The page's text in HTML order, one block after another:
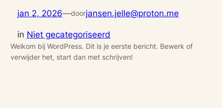
jan 2, 2026—doorjansen.jelle@proton.me
in Niet gecategoriseerd
Welkom bij WordPress. Dit is je eerste bericht. Bewerk of
verwijder het, start dan met schrijven!